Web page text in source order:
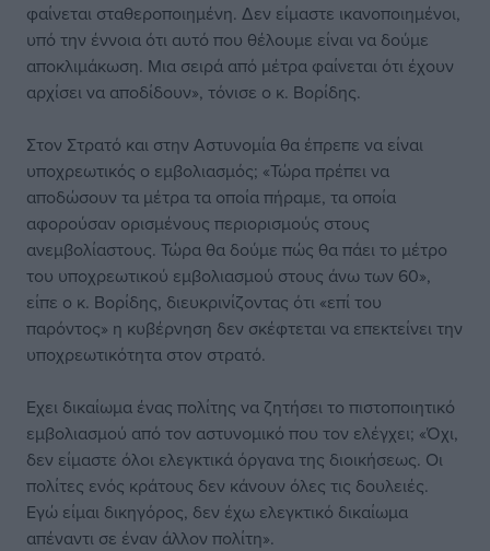
φαίνεται σταθεροποιημένη. Δεν είμαστε ικανοποιημένοι,
υπό την έννοια ότι αυτό που θέλουμε είναι να δούμε
αποκλιμάκωση. Μια σειρά από μέτρα φαίνεται ότι έχουν
αρχίσει να αποδίδουν», τόνισε ο κ. Βορίδης.
Στον Στρατό και στην Αστυνομία θα έπρεπε να είναι
υποχρεωτικός ο εμβολιασμός; «Τώρα πρέπει να
αποδώσουν τα μέτρα τα οποία πήραμε, τα οποία
αφορούσαν ορισμένους περιορισμούς στους
ανεμβολίαστους. Τώρα θα δούμε πώς θα πάει το μέτρο
του υποχρεωτικού εμβολιασμού στους άνω των 60»,
είπε ο κ. Βορίδης, διευκρινίζοντας ότι «επί του
παρόντος» η κυβέρνηση δεν σκέφτεται να επεκτείνει την
υποχρεωτικότητα στον στρατό.
Εχει δικαίωμα ένας πολίτης να ζητήσει το πιστοποιητικό
εμβολιασμού από τον αστυνομικό που τον ελέγχει; «Όχι,
δεν είμαστε όλοι ελεγκτικά όργανα της διοικήσεως. Οι
πολίτες ενός κράτους δεν κάνουν όλες τις δουλειές.
Εγώ είμαι δικηγόρος, δεν έχω ελεγκτικό δικαίωμα
απέναντι σε έναν άλλον πολίτη».